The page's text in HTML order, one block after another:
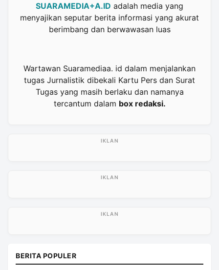
SUARAMEDIA+A.ID adalah media yang
menyajikan seputar berita informasi yang akurat
berimbang dan berwawasan luas
Wartawan Suaramediaa. id dalam menjalankan
tugas Jurnalistik dibekali Kartu Pers dan Surat
Tugas yang masih berlaku dan namanya
tercantum dalam box redaksi.
BERITA POPULER